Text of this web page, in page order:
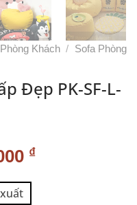
Khách /
Sofa Phòng
Đẹp PK-SF-L-
₫